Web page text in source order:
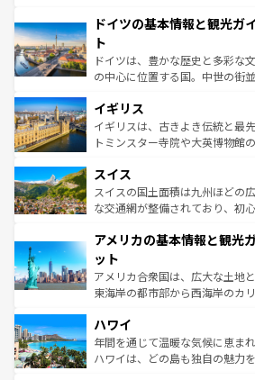
せる。地方によって風土や気候
ンテンツ一覧 を参照してほしい。
で、幅広い魅力が詰まっている
聖堂、美しいビーチ、そして豊
から魅了する。また、フランス
れ、フランス料理はユネスコ無
香り高いラベンダー畑など、多
らに、パリ以外の地域にも魅力
も豊かな歴史と文化が息づいて
を参照してほしい。
ドイツの基本情報と観光ガ
ト
ドイツは、豊かな歴史と多彩な
の中心に位置する国。中世の街
顔を持つこの国は、どこを歩い
ルリンの文化的活気、バイエル
してライン川沿いのワイン畑と
は、お酒好きな人にはぜひ体験してほしい
ドイツ情報はコンテンツ一覧を
イギリス
イギリスは、古きよき伝統と最
トミンスター寺院や大英博物館
リアごとに異なる魅力がある。
ティー、ビール好きにはたまら
戦など、本場だからこそできる
ンツ一覧を参照してほしい。
スイス
スイスの国土面積は九州ほどの
な交通網が整備されており、初
の建物がそのまま残る町や、ス
博物館もあり、アルプス観光だ
ことができる。国民の所得が高
者向けの交通パス提供のサービ
着のスイス情報は
アメリカの基本情報と観光
ット
アメリカ合衆国は、広大な土地
東海岸の都市部から西海岸のカ
のような巨大都市は、観光、シ
ンメントが詰まった刺激的なス
西部には大自然が広がり、グラ
ハワイ
年間を通じて温暖な気候に恵ま
ハワイは、どの島も独自の魅力